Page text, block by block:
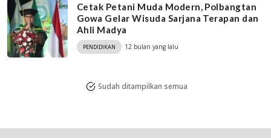
Cetak Petani Muda Modern, Polbangtan
Gowa Gelar Wisuda Sarjana Terapan dan
Ahli Madya
PENDIDIKAN 12 bulan yang lalu
Sudah ditampilkan semua